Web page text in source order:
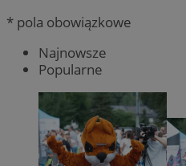
* pola obowiązkowe
Najnowsze
Popularne